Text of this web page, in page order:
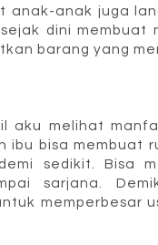
anak juga
dini membuat
barang yang
aku melihat
bisa membuat
sedikit. Bisa
sarjana.
memperbesar